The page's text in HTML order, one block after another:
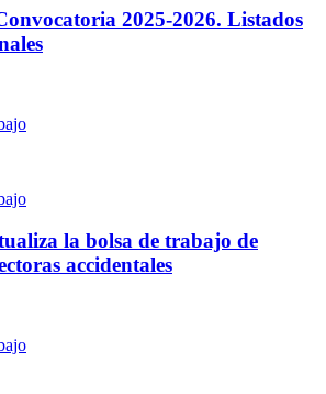
2025-2026. Listados
la bolsa de trabajo de
accidentales